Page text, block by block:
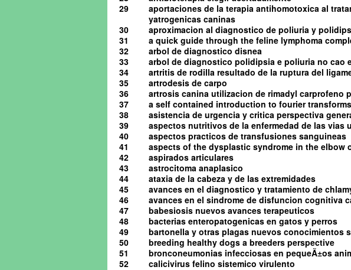
29
aportaciones de la terapia antihomotoxica al
yatrogenicas caninas
30
aproximacion al diagnostico de poliuria y
31
a quick guide through the feline lymphoma
32
arbol de diagnostico disnea
33
arbol de diagnostico polidipsia e poliuria no cao
34
artritis de rodilla resultado de la ruptura del
35
artrodesis de carpo
36
artrosis canina utilizacion de rimadyl carprofeno
37
a self contained introduction to fourier transforms
38
asistencia de urgencia y critica perspectiva
39
aspectos nutritivos de la enfermedad de las vias
40
aspectos practicos de transfusiones sanguineas
41
aspects of the dysplastic syndrome in the
42
aspirados articulares
43
astrocitoma anaplasico
44
ataxia de la cabeza y de las extremidades
45
avances en el diagnostico y tratamiento de
46
avances en el sindrome de disfuncion cognitiva
47
babesiosis nuevos avances terapeuticos
48
bacterias enteropatogenicas en gatos y perros
49
bartonella y otras plagas nuevos conocimientos
50
breeding healthy dogs a breeders perspective
51
bronconeumonias infecciosas en pequeÃ±os
52
calicivirus felino sistemico virulento